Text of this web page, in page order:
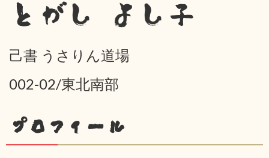
とがし よし子
己書 うさりん道場
002-02/東北南部
プロフィール